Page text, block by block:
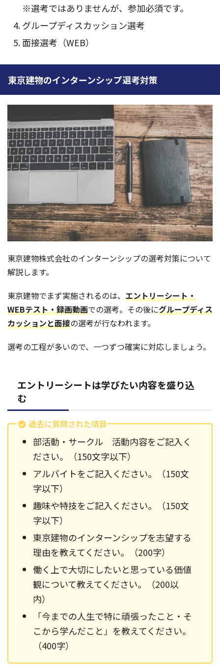
※選考ではありませんが、参加必須です。
グループディスカッション選考
面接選考（WEB）
東京建物のインターンシップ選考対策
東京建物株式会社のインターンシップの選考対策について
解説します。
東京建物でまず実施されるのは、 エントリーシート・
WEBテスト・録画動画での選考。その後にグループディス
カッションと面接の選考が行なわれます。
選考の工程が多いので、一つずつ確実に対応しましょう。
エントリーシートは学びたい内容を盛り込
む
過去に質問された項目
部活動・サークル 活動内容をご記入く
ださい。（150文字以下）
アルバイトをご記入ください。（150文
字以下）
趣味や特技をご記入ください。（150文
字以下）
東京建物のインターンシップを志望する
理由を教えてください。（200字）
働く上で大切にしたいと思っている価値
観について教えてください。（200以
内）
「今までの人生で特に頑張ったこと・そ
こから学んだこと」を教えてください。
（400字）